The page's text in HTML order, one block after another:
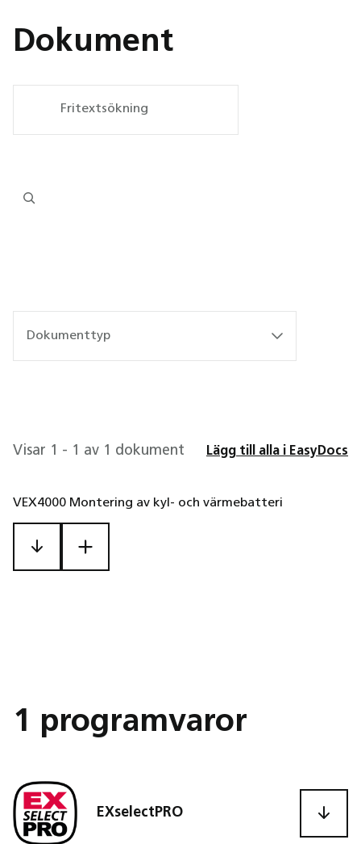
Dokument
Dokumenttyp
Visar 1 - 1 av 1 dokument Lägg till alla i EasyDocs
VEX4000 Montering av kyl- och värmebatteri
1 programvaror
EXselectPRO